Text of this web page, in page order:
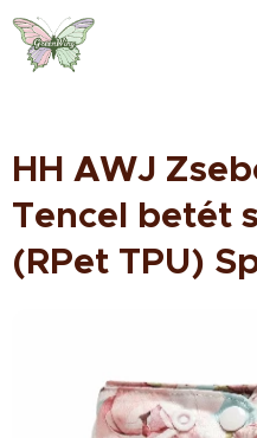
HH AWJ
Tencel betét
(RPet TPU)